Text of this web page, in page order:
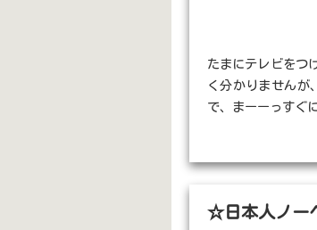
たまにテレビをつ
く分かりませんが
で、まーーっすぐ
☆日本人ノー